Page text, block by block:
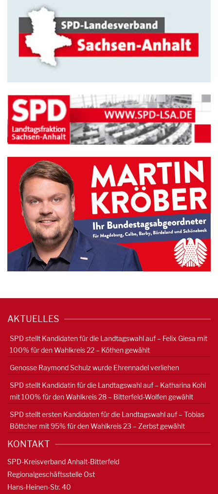
AKTUELLES
SPD stellt Kandidaten für die Landtagswahl auf – Felix Giesa mit
100% für den Wahlkreis 22 – Köthen gewählt
Genosse Raymond Schulz wurde Ehrennadel verliehen
SPD stellt Kandidatin für die Landtagswahl auf – Katharina Kohl
mit 100% für den Wahlkreis 28 – Bitterfeld-Wolfen gewählt
SPD stellt ersten Kandidaten für die Landtagswahl auf – Tobias
Böttcher mit 95% für den Wahlkreis 23 – Zerbst gewählt
KONTAKT
SPD-Kreisverband Anhalt-Bitterfeld
Regionalgeschäftsstelle Ost
Hans-Heinen-Str. 40